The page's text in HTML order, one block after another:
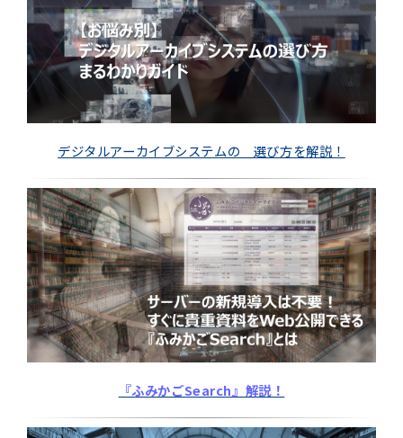
デジタルアーカイブシステムの 選び方を解説！
『ふみかごSearch』解説！